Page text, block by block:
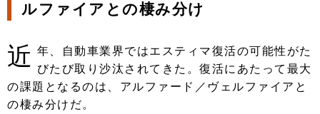
ルファイアとの棲み分け
近 年、自動車業界ではエスティマ復活の可能性がた
びたび取り沙汰されてきた。復活にあたって最大
の課題となるのは、アルファード／ヴェルファイアと
の棲み分けだ。